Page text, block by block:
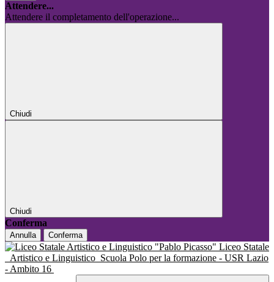
Attendere...
Attendere il completamento dell'operazione...
Chiudi
Chiudi
Conferma
Annulla Conferma
Liceo Statale
Artistico e Linguistico Scuola Polo per la formazione - USR Lazio
- Ambito 16